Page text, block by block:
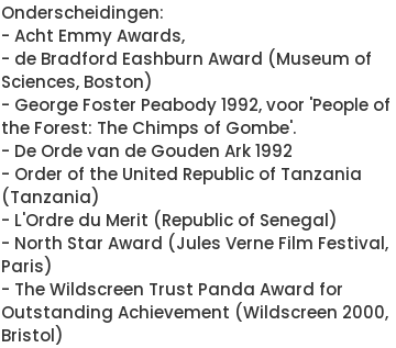
Onderscheidingen:
- Acht Emmy Awards,
- de Bradford Eashburn Award (Museum of
Sciences, Boston)
- George Foster Peabody 1992, voor 'People of
the Forest: The Chimps of Gombe'.
- De Orde van de Gouden Ark 1992
- Order of the United Republic of Tanzania
(Tanzania)
- L'Ordre du Merit (Republic of Senegal)
- North Star Award (Jules Verne Film Festival,
Paris)
- The Wildscreen Trust Panda Award for
Outstanding Achievement (Wildscreen 2000,
Bristol)